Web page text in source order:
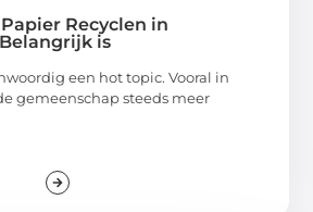
Recyclen in
is
een hot topic. Vooral in
gemeenschap steeds meer